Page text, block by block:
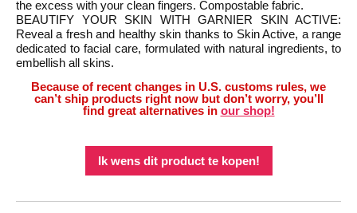
the excess with your clean fingers. Compostable fabric.
BEAUTIFY YOUR SKIN WITH GARNIER SKIN ACTIVE:
Reveal a fresh and healthy skin thanks to Skin Active, a range
dedicated to facial care, formulated with natural ingredients, to
embellish all skins.
Because of recent changes in U.S. customs rules, we
can’t ship products right now but don’t worry, you’ll
find great alternatives in our shop!
Ik wens dit product te kopen!